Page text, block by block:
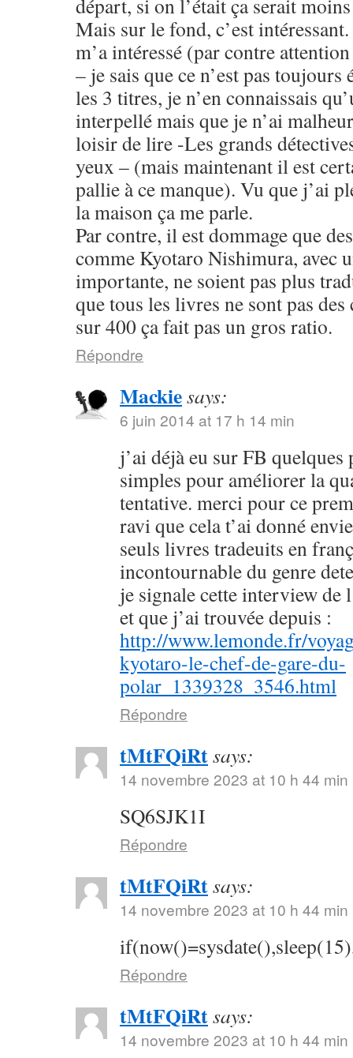
départ, si on l’était ça serait
Mais sur le fond, c’est
m’a intéressé (par contre
– je sais que ce n’est pas
les 3 titres, je n’en connaissais
interpellé mais que je n’ai
loisir de lire -Les grands
yeux – (mais maintenant il est
pallie à ce manque). Vu que j’ai
la maison ça me parle.
Par contre, il est dommage que
comme Kyotaro Nishimura, avec
importante, ne soient pas plus
que tous les livres ne sont pas
sur 400 ça fait pas un gros ratio.
Répondre
Mackiesays:
6 juin 2014 at 17 h 14 min
j’ai déjà eu sur FB quelques
simples pour améliorer la
tentative. merci pour ce
ravi que cela t’ai donné
seuls livres tradeuits en
incontournable du genre
je signale cette interview de
et que j’ai trouvée depuis :
http://www.lemonde.fr/
kyotaro-le-chef-de-gare-du-
polar_1339328_3546.html
Répondre
tMtFQiRtsays:
14 novembre 2023 at 10 h 44 min
SQ6SJK1I
Répondre
tMtFQiRtsays:
14 novembre 2023 at 10 h 44 min
Répondre
tMtFQiRtsays:
14 novembre 2023 at 10 h 44 min